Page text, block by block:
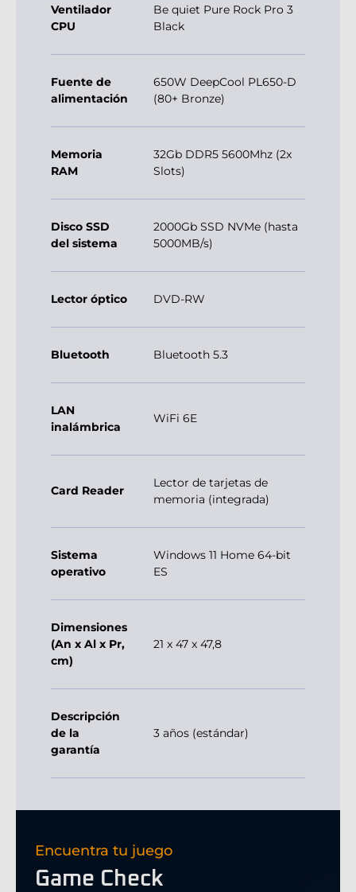
Ventilador
CPU
Be quiet Pure Rock Pro 3
Black
Fuente de
alimentación
650W DeepCool PL650-D
(80+ Bronze)
Memoria
RAM
32Gb DDR5 5600Mhz (2x
Slots)
Disco SSD
del sistema
2000Gb SSD NVMe (hasta
5000MB/s)
Lector óptico DVD-RW
Bluetooth Bluetooth 5.3
LAN
inalámbrica
WiFi 6E
Card Reader
Lector de tarjetas de
memoria (integrada)
Sistema
operativo
Windows 11 Home 64-bit
ES
Dimensiones
(An x Al x Pr,
cm)
21 x 47 x 47,8
Descripción
de la
garantía
3 años (estándar)
Encuentra tu juego
Game Check